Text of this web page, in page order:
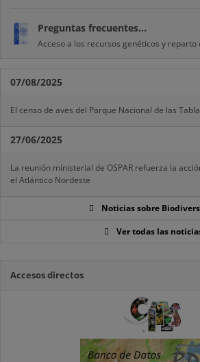
Preguntas frecuentes...
Acceso a los recursos genéticos y reparto
07/08/2025
El censo de aves del Parque Nacional de las
27/06/2025
La reunión ministerial de OSPAR refuerza la
el Atlántico Nordeste
Noticias sobre
Ver todas las
Accesos directos